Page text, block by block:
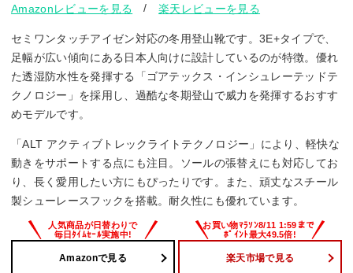
Amazonレビューを見る /楽天レビューを見る
セミワンタッチアイゼン対応の冬用登山靴です。3E+タイプで、
足幅が広い傾向にある日本人向けに設計しているのが特徴。優れ
た透湿防水性を発揮する「ゴアテックス・インシュレーテッドテ
クノロジー」を採用し、過酷な冬期登山で威力を発揮するおすす
めモデルです。
「ALT アクティブトレックライトテクノロジー」により、軽快な
動きをサポートする点にも注目。ソールの張替えにも対応してお
り、長く愛用したい方にもぴったりです。また、頑丈なスチール
製シューレースフックを搭載。耐久性にも優れています。
Amazonで見る 楽天市場で見る